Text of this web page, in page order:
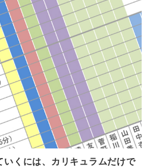
いくには、カリキュラムだけで